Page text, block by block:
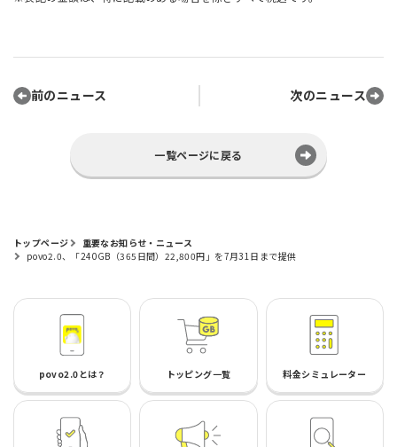
前のニュース 次のニュース
一覧ページに戻る
トップページ
重要なお知らせ・ニュース
povo2.0、「240GB（365日間）22,800円」を7月31日まで提供
povo2.0とは？ トッピング一覧 料金シミュレーター